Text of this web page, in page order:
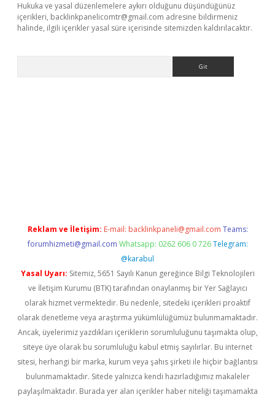
Hukuka ve yasal düzenlemelere aykırı olduğunu düşündüğünüz
içerikleri, backlinkpanelicomtr@gmail.com adresine bildirmeniz
halinde, ilgili içerikler yasal süre içerisinde sitemizden kaldırılacaktır.
Reklam ve İletişim: E-mail: backlinkpaneli@gmail.com Teams:
forumhizmeti@gmail.com Whatsapp: 0262 606 0 726 Telegram:
@karabul
Yasal Uyarı: Sitemiz, 5651 Sayılı Kanun gereğince Bilgi Teknolojileri
ve İletişim Kurumu (BTK) tarafından onaylanmış bir Yer Sağlayıcı
olarak hizmet vermektedir. Bu nedenle, sitedeki içerikleri proaktif
olarak denetleme veya araştırma yükümlülüğümüz bulunmamaktadır.
Ancak, üyelerimiz yazdıkları içeriklerin sorumluluğunu taşımakta olup,
siteye üye olarak bu sorumluluğu kabul etmiş sayılırlar. Bu internet
sitesi, herhangi bir marka, kurum veya şahıs şirketi ile hiçbir bağlantısı
bulunmamaktadır. Sitede yalnızca kendi hazırladığımız makaleler
paylaşılmaktadır. Burada yer alan içerikler haber niteliği taşımamakta